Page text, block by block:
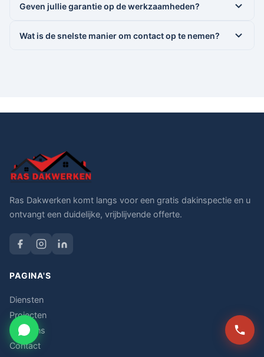
Geven jullie garantie op de werkzaamheden?
Wat is de snelste manier om contact op te nemen?
Ras Dakwerken komt langs voor een gratis dakinspectie en u
ontvangt een duidelijke, vrijblijvende offerte.
PAGINA'S
Diensten
Projecten
Over ons
Contact